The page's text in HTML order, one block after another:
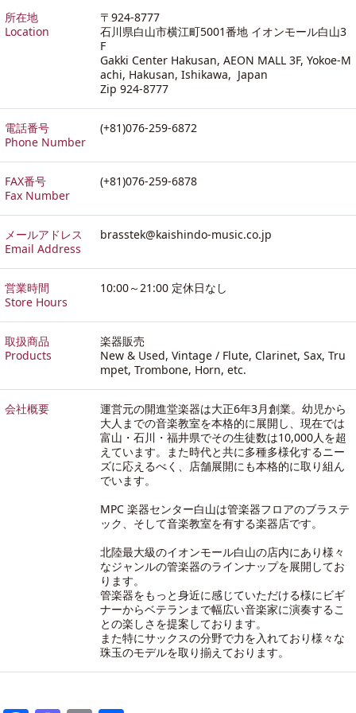
所在地
Location
〒924-8777
石川県白山市横江町5001番地 イオンモール白山3
F
Gakki Center Hakusan, AEON MALL 3F, Yokoe-M
achi, Hakusan, Ishikawa, Japan
Zip 924-8777
電話番号
Phone Number
(+81)076-259-6872
FAX番号
Fax Number
(+81)076-259-6878
メールアドレス
Email Address
brasstek@kaishindo-music.co.jp
営業時間
Store Hours
10:00～21:00 定休日なし
取扱商品
Products
楽器販売
New & Used, Vintage / Flute, Clarinet, Sax, Tru
mpet, Trombone, Horn, etc.
会社概要
運営元の開進堂楽器は大正6年3月創業。幼児から
大人までの音楽教室を本格的に展開し、現在では
富山・石川・福井県でその生徒数は10,000人を超
えています。また時代と共に多種多様化するニー
ズに応えるべく、店舗展開にも本格的に取り組ん
でいます。
MPC 楽器センター白山は管楽器フロアのブラステ
ック、そして音楽教室を有する楽器店です。
北陸最大級のイオンモール白山の店内にあり様々
なジャンルの管楽器のラインナップを展開してお
ります。
管楽器をもっと身近に感じていただける様にビギ
ナーからベテランまで幅広い音楽家に演奏するこ
との楽しさを提案しております。
また特にサックスの分野で力を入れており様々な
珠玉のモデルを取り揃えております。